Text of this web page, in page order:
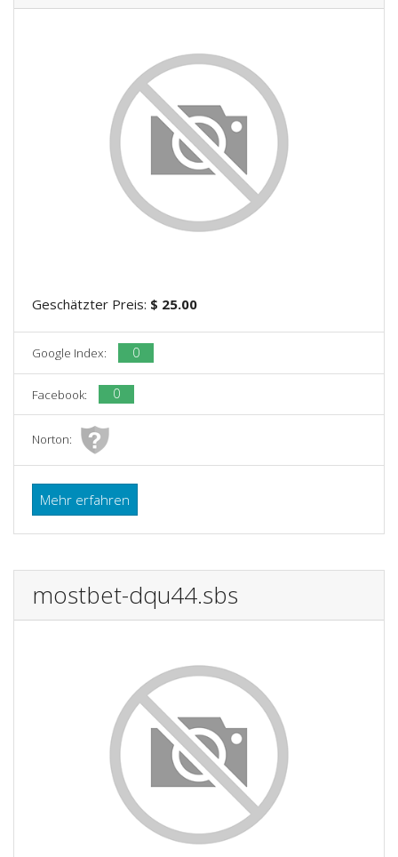
Geschätzter Preis: $ 25.00
Google Index: 0
Facebook: 0
Norton:
Mehr erfahren
mostbet-dqu44.sbs